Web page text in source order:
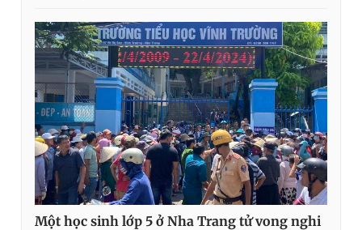
Một học sinh lớp 5 ở Nha Trang tử vong nghi